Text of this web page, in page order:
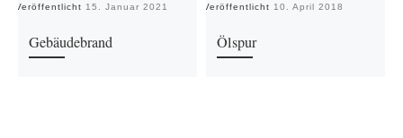
Veröffentlicht 15. Januar 2021
Gebäudebrand
Veröffentlicht 10. April 2018
Ölspur